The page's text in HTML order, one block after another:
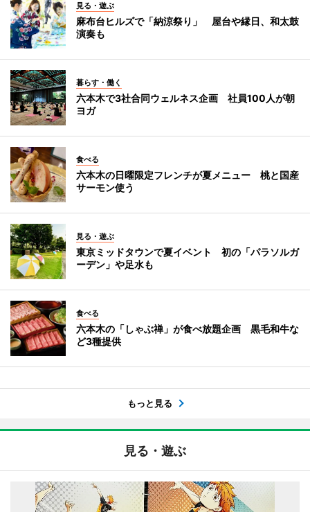
見る・遊ぶ
麻布台ヒルズで「納涼祭り」 屋台や縁日、和太鼓
演奏も
暮らす・働く
六本木で3社合同ウェルネス企画 社員100人が朝
ヨガ
食べる
六本木の日曜限定フレンチが夏メニュー 桃と国産
サーモン使う
見る・遊ぶ
東京ミッドタウンで夏イベント 初の「パラソルガ
ーデン」や足水も
食べる
六本木の「しゃぶ禅」が食べ放題企画 黒毛和牛な
ど3種提供
もっと見る
見る・遊ぶ